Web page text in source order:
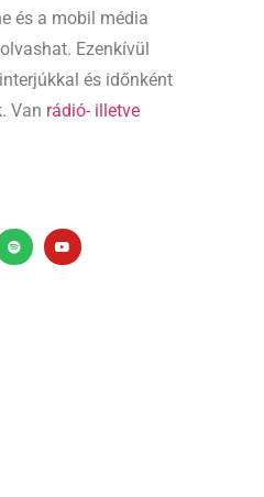
és a mobil média
Ezenkívül
és időnként
Van rádió- illetve